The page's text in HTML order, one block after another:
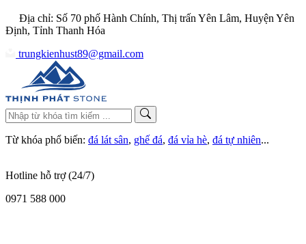
Địa chỉ: Số 70 phố Hành Chính, Thị trấn Yên Lâm, Huyện Yên
Định, Tỉnh Thanh Hóa
trungkienhust89@gmail.com
Từ khóa phổ biến: đá lát sân, ghế đá, đá vỉa hè, đá tự nhiên...
Hotline hỗ trợ (24/7)
0971 588 000